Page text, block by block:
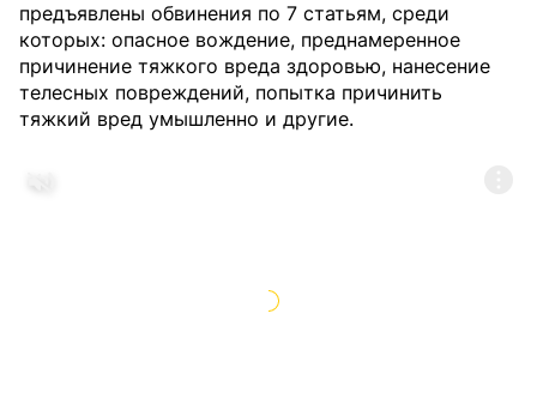
предъявлены обвинения по 7 статьям, среди
которых: опасное вождение, преднамеренное
причинение тяжкого вреда здоровью, нанесение
телесных повреждений, попытка причинить
тяжкий вред умышленно и другие.